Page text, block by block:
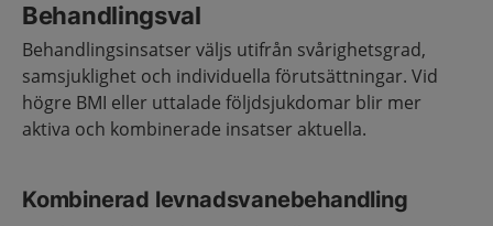
Behandlingsval
Behandlingsinsatser väljs utifrån svårighetsgrad,
samsjuklighet och individuella förutsättningar. Vid
högre BMI eller uttalade följdsjukdomar blir mer
aktiva och kombinerade insatser aktuella.
Kombinerad levnadsvanebehandling